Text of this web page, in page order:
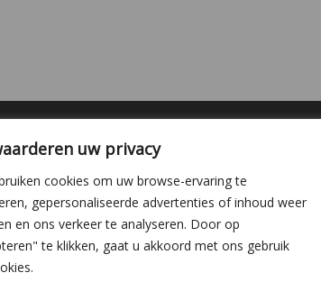
uw privacy
cookies om uw browse-ervaring te
gepersonaliseerde advertenties of inhoud weer
en ons verkeer te analyseren. Door op
te klikken, gaat u akkoord met ons gebruik
Kwekerij Delfgauw
Vrederustlaan 10